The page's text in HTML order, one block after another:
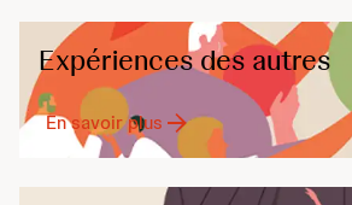
Expériences des autres
En savoir plus